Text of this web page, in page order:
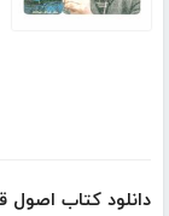
دانلود کتاب اصول